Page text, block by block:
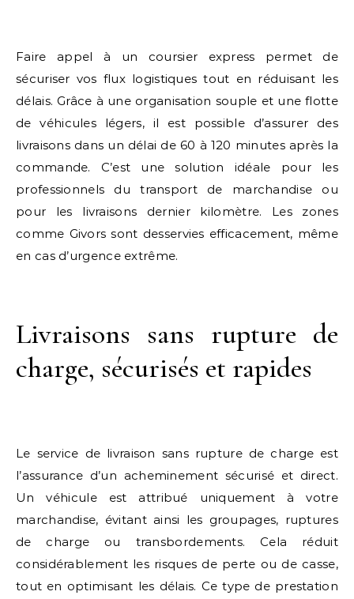
Faire appel à un coursier express permet de
sécuriser vos flux logistiques tout en réduisant les
délais. Grâce à une organisation souple et une flotte
de véhicules légers, il est possible d’assurer des
livraisons dans un délai de 60 à 120 minutes après la
commande. C’est une solution idéale pour les
professionnels du transport de marchandise ou
pour les livraisons dernier kilomètre. Les zones
comme Givors sont desservies efficacement, même
en cas d’urgence extrême.
Livraisons sans rupture de
charge, sécurisés et rapides
Le service de livraison sans rupture de charge est
l’assurance d’un acheminement sécurisé et direct.
Un véhicule est attribué uniquement à votre
marchandise, évitant ainsi les groupages, ruptures
de charge ou transbordements. Cela réduit
considérablement les risques de perte ou de casse,
tout en optimisant les délais. Ce type de prestation